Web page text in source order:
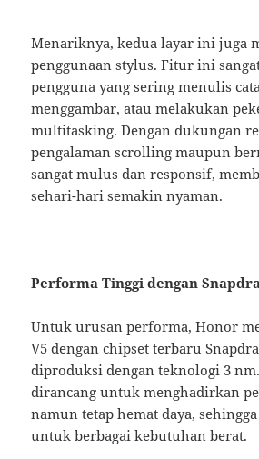
Menariknya, kedua layar ini juga
penggunaan stylus. Fitur ini
pengguna yang sering menulis
menggambar, atau melakukan
multitasking. Dengan dukungan
pengalaman scrolling maupun
sangat mulus dan responsif,
sehari-hari semakin nyaman.
Performa Tinggi dengan
Untuk urusan performa, Honor
V5 dengan chipset terbaru
diproduksi dengan teknologi 3
dirancang untuk menghadirkan
namun tetap hemat daya,
untuk berbagai kebutuhan berat.